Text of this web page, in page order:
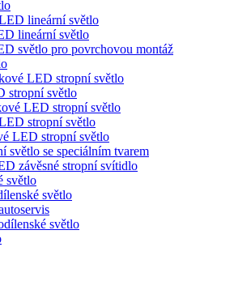
lineární světlo
lineární světlo
světlo pro povrchovou montáž
LED stropní světlo
stropní světlo
LED stropní světlo
stropní světlo
LED stropní světlo
světlo se speciálním tvarem
závěsné stropní svítidlo
světlo
světlo
světlo